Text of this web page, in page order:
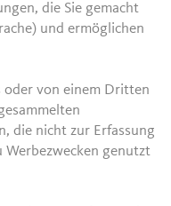
die Sie gemacht
und ermöglichen
oder von einem Dritten
die nicht zur Erfassung
Werbezwecken genutzt